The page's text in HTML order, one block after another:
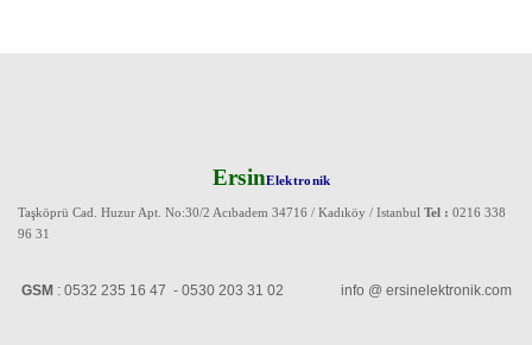
ErsinElektronik
Taşköprü Cad. Huzur Apt. No:30/2 Acıbadem 34716 / Kadıköy / Istanbul Tel : 0216 338
96 31
GSM : 0532 235 16 47 - 0530 203 31 02 info @ ersinelektronik.com